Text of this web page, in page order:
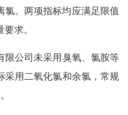
氯。两项指标均应满足限值
求。
限公司未采用臭氧、 氯胺等
采用 二氧化氯和余氯，常规